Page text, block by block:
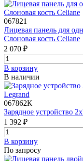
067821
Лицевая панель для
Слоновая кость Celiane
2 070 ₽
В корзинy
В наличии
067862К
Зарядное устройство
1 392 ₽
В корзинy
По запросу